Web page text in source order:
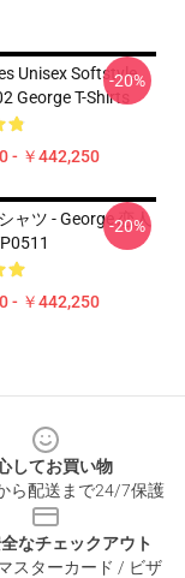
Unisex Softstyle
George T-Shirts
- ￥442,250
-20%
ャツ - George 恋人
- ￥442,250
-20%
してお買い物
ら配送まで24/7保護
なチェックアウト
スターカード / ビザ